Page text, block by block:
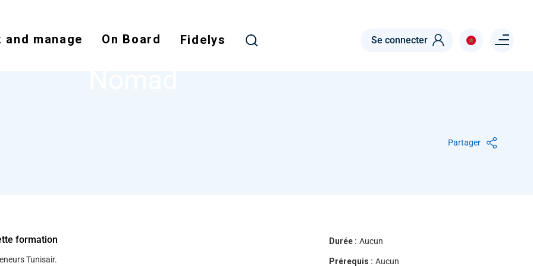
main
and manage On Board Fidelys Se connecter Menu right
NODE NOMAD
Partager
formation
Tunisair.
Durée : Aucun
Prérequis : Aucun